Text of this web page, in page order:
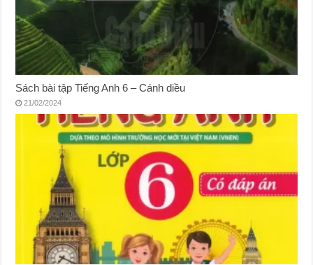
Sách bài tập Tiếng Anh 6 – Cánh diều
21/02/2024